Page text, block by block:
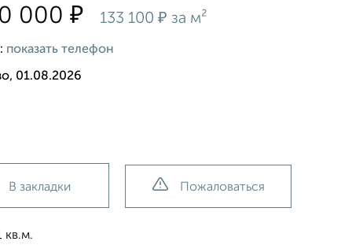
000₽ 133 100₽ за м²
показать телефон
01.08.2026
В закладки Пожаловаться
кв.м.